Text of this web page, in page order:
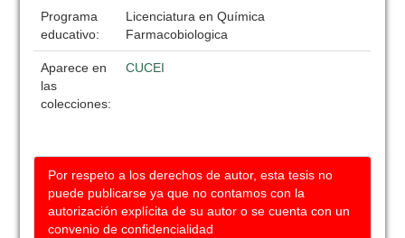
Programa
educativo:
Licenciatura en Química
Farmacobiologica
Aparece en
las
colecciones:
CUCEI
Por respeto a los derechos de autor, esta tesis no
puede publicarse ya que no contamos con la
autorización explícita de su autor o se cuenta con un
convenio de confidencialidad